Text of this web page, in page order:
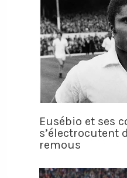
Eusébio et ses
s’électrocutent
remous